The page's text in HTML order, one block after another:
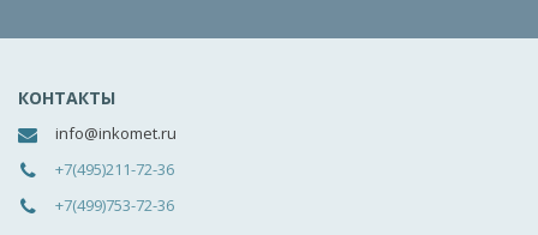
КОНТАКТЫ
info@inkomet.ru
+7(495)211-72-36
+7(499)753-72-36